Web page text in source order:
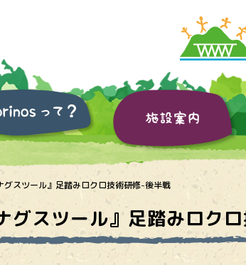
グスツール』足踏みロクロ技術研修-後半戦
グスツール』足踏みロク